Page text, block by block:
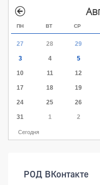
ПН ВТ СР
27 28 29
3 4 5
10 11 12
17 18 19
24 25 26
31 1 2
Сегодня
РОД ВКонтакте